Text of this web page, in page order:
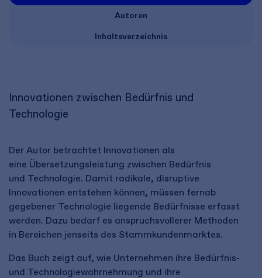
Autoren
Inhaltsverzeichnis
Innovationen zwischen Bedürfnis und
Technologie​
Der Autor betrachtet Innovationen als
eine Übersetzungsleistung zwischen Bedürfnis
und Technologie. Damit radikale, disruptive
Innovationen entstehen können, müssen fernab
gegebener Technologie liegende Bedürfnisse erfasst
werden. Dazu bedarf es anspruchsvollerer Methoden
in Bereichen jenseits des Stammkundenmarktes.
Das Buch zeigt auf, wie Unternehmen ihre Bedürfnis-
und Technologiewahrnehmung und ihre